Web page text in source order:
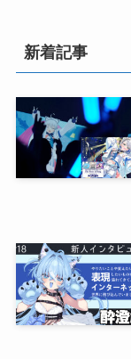
新着記事